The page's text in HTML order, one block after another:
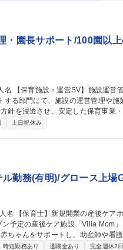
・園長サポート/100園以
針を浸透させ、安定した保育事業
社後の流れを想定） 募集職種 【保育施設・運営
育施設を運営
土日祝休み
ル勤務(有明)/グロース上場
ちゃんをサポートし、助産師や看
時短勤務あり 退職金あり 完全週休2